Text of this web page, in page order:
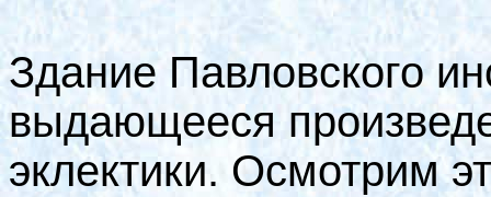
Здание Павловского
выдающееся
эклектики. Осмотрим